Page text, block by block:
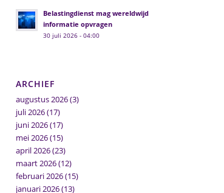
Belastingdienst mag wereldwijd
informatie opvragen
30 juli 2026 - 04:00
ARCHIEF
augustus 2026(3)
juli 2026(17)
juni 2026(17)
mei 2026(15)
april 2026(23)
maart 2026(12)
februari 2026(15)
januari 2026(13)